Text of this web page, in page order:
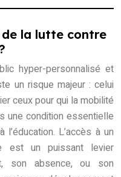
la lutte contre
hyper-personnalisé et
un risque majeur : celui
ceux pour qui la mobilité
une condition essentielle
L’accès à un
est un puissant levier
son absence, ou son